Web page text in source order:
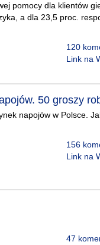
pomocy dla klientów
a dla 23,5 proc.
120
Link na
50 groszy
napojów w Polsce.
156
Link na
47